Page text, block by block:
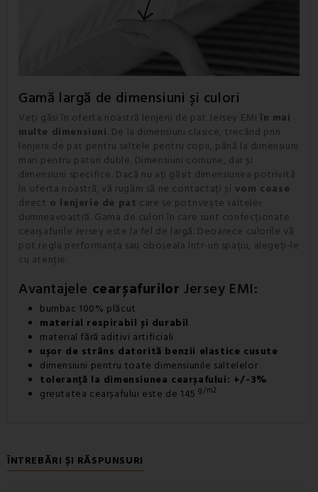
Gamă largă de dimensiuni și culori
Veți găsi în oferta noastră lenjerii de pat Jersey EMI în mai
multe dimensiuni. De la dimensiuni clasice, trecând prin
lenjerii de pat pentru saltele pentru copii, până la dimensiuni
mari pentru paturi duble. Dimensiuni comune, dar și
dimensiuni specifice. Dacă nu ați găsit dimensiunea potrivită
în oferta noastră, vă rugăm să ne contactați și vom coase
direct o lenjerie de pat care se potrivește saltelei
dumneavoastră. Gama de culori în care sunt confecționate
cearșafurile Jersey este la fel de largă. Deoarece culorile vă
pot regla performanța sau oboseala într-un spațiu, alegeți-le
cu atenție.
Avantajele cearșafurilor Jersey EMI:
bumbac 100% plăcut
material respirabil și durabil
material fără aditivi artificiali
ușor de strâns datorită benzii elastice cusute
dimensiuni pentru toate dimensiunile saltelelor
toleranță la dimensiunea cearșafului: +/-3%
greutatea cearșafului este de 145g/m2
ÎNTREBĂRI ȘI RĂSPUNSURI